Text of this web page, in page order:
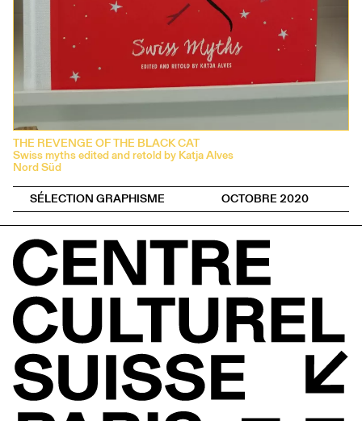
THE REVENGE OF THE BLACK CAT
Swiss myths edited and retold by Katja Alves
Nord Süd
SÉLECTION GRAPHISME
OCTOBRE 2020